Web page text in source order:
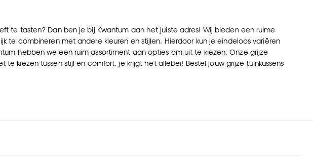
te tasten? Dan ben je bij Kwantum aan het juiste adres! Wij bieden een ruime
te combineren met andere kleuren en stijlen. Hierdoor kun je eindeloos variëren
hebben we een ruim assortiment aan opties om uit te kiezen. Onze grijze
kiezen tussen stijl en comfort, je krijgt het allebei! Bestel jouw grijze tuinkussens